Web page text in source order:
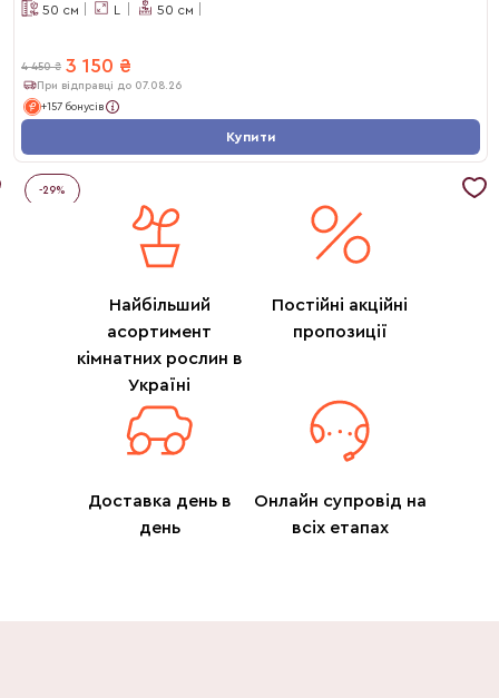
50 см L 50 см
4 450 ₴ 3 150 ₴
При відправці до 07.08.26
+157 бонусів
Купити
-29%
Найбільший
асортимент
кімнатних рослин в
Україні
Постійні акційні
пропозиції
Доставка день в
день
Онлайн супровід на
всіх етапах